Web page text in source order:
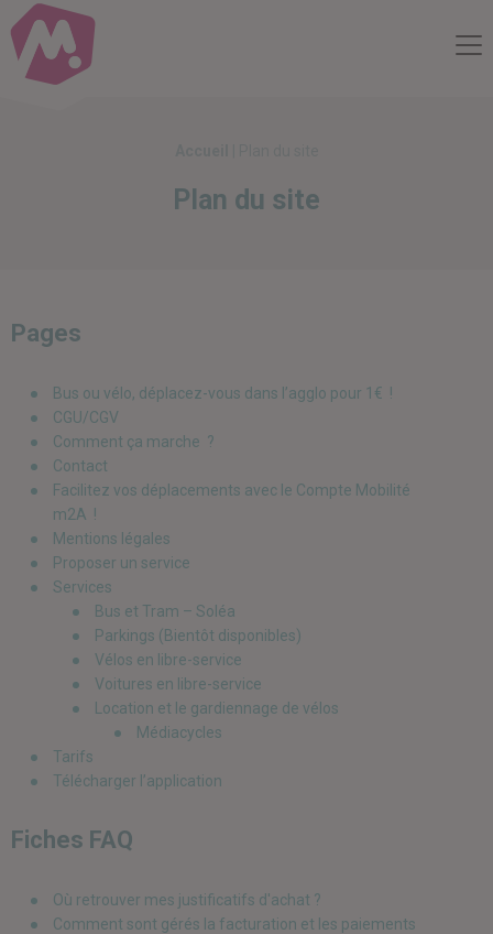
Compte Mobilité
Plan du site
Pages
Bus ou vélo, déplacez-vous dans l’agglo pour 1€ !
CGU/CGV
Comment ça marche ?
Contact
Facilitez vos déplacements avec le Compte Mobilité
m2A !
Mentions légales
Proposer un service
Services
Bus et Tram – Soléa
Parkings (Bientôt disponibles)
Vélos en libre-service
Voitures en libre-service
Location et le gardiennage de vélos
Médiacycles
Tarifs
Télécharger l’application
Fiches FAQ
Où retrouver mes justificatifs d'achat ?
Comment sont gérés la facturation et les paiements